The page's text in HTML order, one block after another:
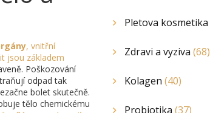
, vnitřní
jsou základem
Poškozování
odpad tak
bolet skutečně.
tělo chemickému
Pletova kosmetika
Zdravi a vyziva (68)
Kolagen (40)
Probiotika (37)